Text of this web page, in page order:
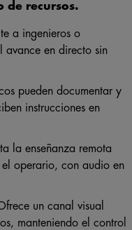
de recursos.
a ingenieros o
avance en directo sin
pueden documentar y
instrucciones en
la enseñanza remota
el operario, con audio en
un canal visual
manteniendo el control